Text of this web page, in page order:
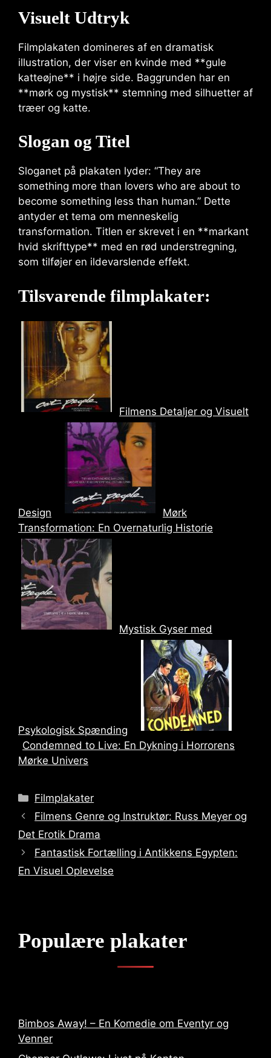
Visuelt Udtryk
Filmplakaten domineres af en dramatisk
illustration, der viser en kvinde med **gule
katteøjne** i højre side. Baggrunden har en
**mørk og mystisk** stemning med silhuetter af
træer og katte.
Slogan og Titel
Sloganet på plakaten lyder: “They are
something more than lovers who are about to
become something less than human.” Dette
antyder et tema om menneskelig
transformation. Titlen er skrevet i en **markant
hvid skrifttype** med en rød understregning,
som tilføjer en ildevarslende effekt.
Tilsvarende filmplakater:
Filmens Detaljer og Visuelt
Design
Mørk
Transformation: En Overnaturlig Historie
Mystisk Gyser med
Psykologisk Spænding
Condemned to Live: En Dykning i Horrorens
Mørke Univers
Categories
Filmplakater
Filmens Genre og Instruktør: Russ Meyer og
Det Erotik Drama
Fantastisk Fortælling i Antikkens Egypten:
En Visuel Oplevelse
Populære plakater
Bimbos Away! – En Komedie om Eventyr og
Venner